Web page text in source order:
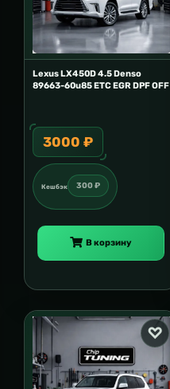
Lexus LX450D 4.5 Denso
89663-60u85 ETC EGR DPF OFF
3000 ₽
Кешбэк 300 ₽
В корзину